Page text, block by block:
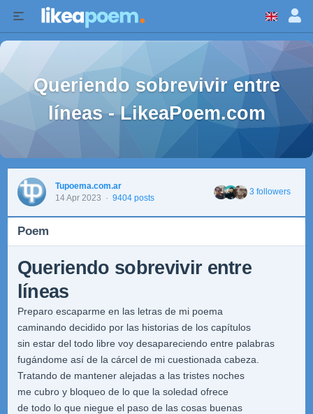
Queriendo sobrevivir entre
líneas - LikeaPoem.com
Tupoema.com.ar
14 Apr 2023 · 9404 posts
3 followers
Poem
Queriendo sobrevivir entre
líneas
Preparo escaparme en las letras de mi poema
caminando decidido por las historias de los capítulos
sin estar del todo libre voy desapareciendo entre palabras
fugándome así de la cárcel de mi cuestionada cabeza.
Tratando de mantener alejadas a las tristes noches
me cubro y bloqueo de lo que la soledad ofrece
de todo lo que niegue el paso de las cosas buenas